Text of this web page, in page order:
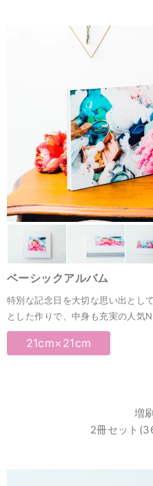
ベーシックアルバム
特別な記念日を大切な思い出とし
とした作りで、中身も充実の人気
21cm×21cm
増
2冊セット